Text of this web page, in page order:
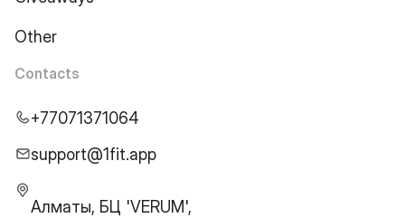
Other
Contacts
+77071371064
support@1fit.app
Алматы, БЦ 'VERUM',